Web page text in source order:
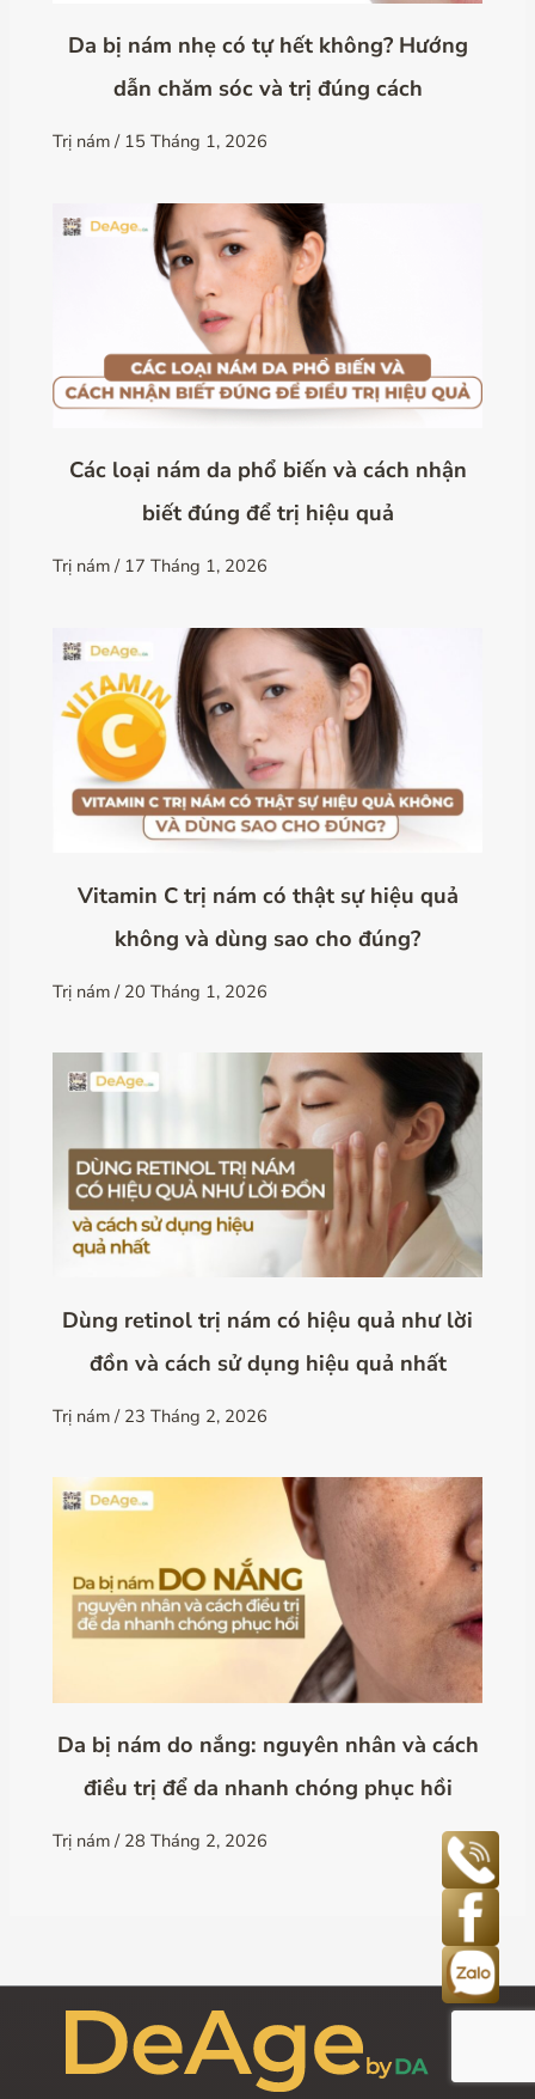
Da bị nám nhẹ có tự hết không? Hướng
dẫn chăm sóc và trị đúng cách
Trị nám/ 15 Tháng 1, 2026
Các loại nám da phổ biến và cách nhận
biết đúng để trị hiệu quả
Trị nám/ 17 Tháng 1, 2026
Vitamin C trị nám có thật sự hiệu quả
không và dùng sao cho đúng?
Trị nám / 20 Tháng 1, 2026
Dùng retinol trị nám có hiệu quả như lời
đồn và cách sử dụng hiệu quả nhất
Trị nám / 23 Tháng 2, 2026
Da bị nám do nắng: nguyên nhân và cách
điều trị để da nhanh chóng phục hồi
Trị nám/ 28 Tháng 2, 2026